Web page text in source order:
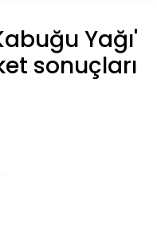
Yağı'
sonuçları